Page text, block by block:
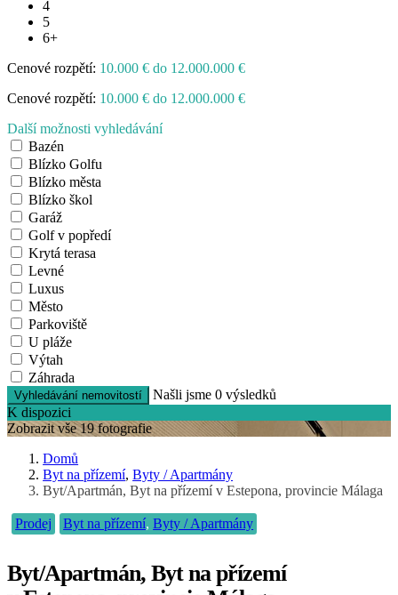
4
5
6+
Cenové rozpětí: 10.000 € do 12.000.000 €
Cenové rozpětí: 10.000 € do 12.000.000 €
Další možnosti vyhledávání
Bazén
Blízko Golfu
Blízko města
Blízko škol
Garáž
Golf v popředí
Krytá terasa
Levné
Luxus
Město
Parkoviště
U pláže
Výtah
Záhrada
Vyhledávání nemovitostí Našli jsme0 výsledků
K dispozici
Zobrazit vše 19 fotografie
Domů
Byt na přízemí,Byty / Apartmány
Byt/Apartmán, Byt na přízemí v Estepona, provincie Málaga
Prodej Byt na přízemí,Byty / Apartmány
Byt/Apartmán, Byt na přízemí